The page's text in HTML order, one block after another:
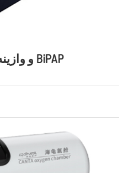
انواع و مزایای CPAP و وازینه های BiPAP